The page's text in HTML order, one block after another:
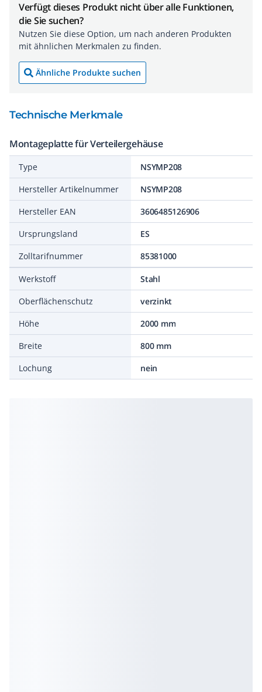
Verfügt dieses Produkt nicht über alle Funktionen,
die Sie suchen?
Nutzen Sie diese Option, um nach anderen Produkten
mit ähnlichen Merkmalen zu finden.
Ähnliche Produkte suchen
Technische Merkmale
Montageplatte für Verteilergehäuse
Type
NSYMP208
Hersteller Artikelnummer
NSYMP208
Hersteller EAN
3606485126906
Ursprungsland
ES
Zolltarifnummer
85381000
Werkstoff
Stahl
Oberflächenschutz
verzinkt
Höhe
2000 mm
Breite
800 mm
Lochung
nein